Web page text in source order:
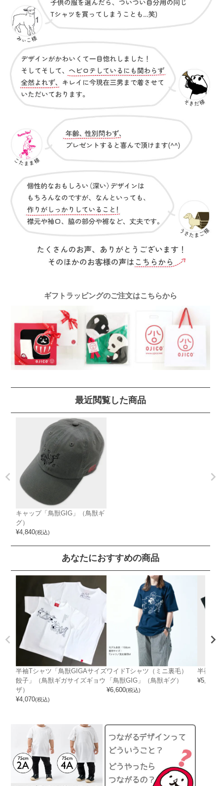
ギフトラッピングのご注文はこちらから
最近閲覧した商品
キャップ「鳥獣GIG」（鳥獣ギ
グ）
¥4,840(税込)
あなたにおすすめの商品
半袖Tシャツ「鳥獣GIGAサイズ
餃子」（鳥獣ギガサイズギョウ
ザ）
¥4,070(税込)
ワイドTシャツ（ミニ裏毛）
「鳥獣GIG」（鳥獣ギグ）
¥6,600(税込)
半袖T
¥5,390